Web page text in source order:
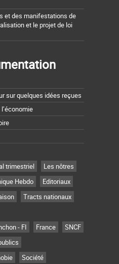
et des manifestations de
et le projet de loi
sur quelques idées reçues
trimestriel
Les nôtres
Hebdo
Editoriaux
Tracts nationaux
- FI France
SNCF
Société